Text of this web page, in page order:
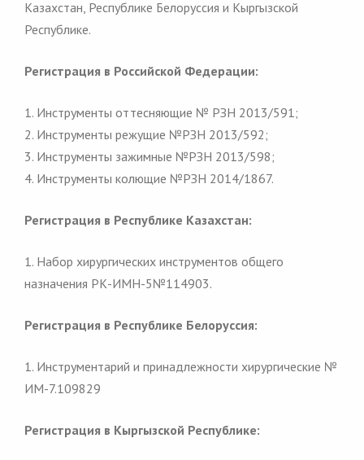
Казахстан, Республике Белоруссия и Кыргызской
Республике.
Регистрация в Российской Федерации:
1. Инструменты оттесняющие № РЗН 2013/591;
2. Инструменты режущие №РЗН 2013/592;
3. Инструменты зажимные №РЗН 2013/598;
4. Инструменты колющие №РЗН 2014/1867.
Регистрация в Республике Казахстан:
1. Набор хирургических инструментов общего
назначения РК-ИМН-5№114903.
Регистрация в Республике Белоруссия:
1. Инструментарий и принадлежности хирургические №
ИМ-7.109829
Регистрация в Кыргызской Республике: